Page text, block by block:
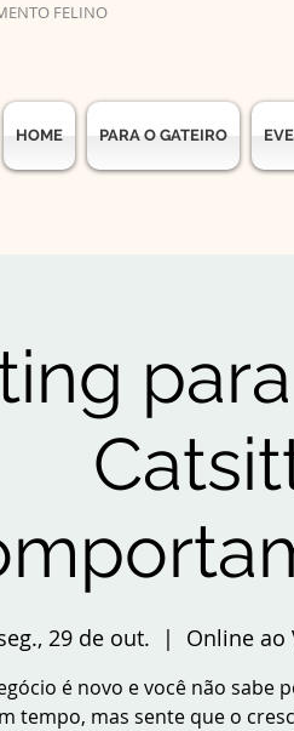
FELINO
HOME PARA O GATEIRO
29 de out.
  |
Online ao
é novo e você não sabe
tempo, mas sente que o